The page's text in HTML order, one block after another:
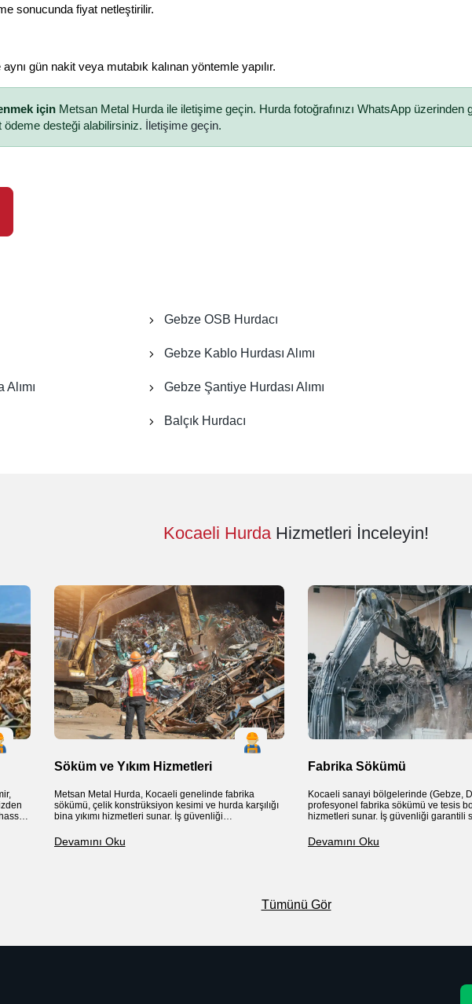
sonucunda fiyat netleştirilir.
gün nakit veya mutabık kalınan yöntemle yapılır.
için Metsan Metal Hurda ile iletişime geçin. Hurda fotoğrafınızı WhatsApp üzerinden
ödeme desteği alabilirsiniz. İletişime geçin.
Gebze OSB Hurdacı
Gebze Kablo Hurdası Alımı
Gebze Şantiye Hurdası Alımı
Balçık Hurdacı
Kocaeli Hurda Hizmetleri İnceleyin!
Söküm ve Yıkım Hizmetleri
Metsan Metal Hurda, Kocaeli genelinde fabrika
sökümü, çelik konstrüksiyon kesimi ve hurda karşılığı
bina yıkımı hizmetleri sunar. İş güvenliği
değerinde satın alıyoruz
Devamını Oku
Fabrika Sökümü
Kocaeli sanayi bölgelerinde (Gebze,
profesyonel fabrika sökümü ve tesis
hizmetleri sunar. İş güvenliği garantili
Devamını Oku
Tümünü Gör